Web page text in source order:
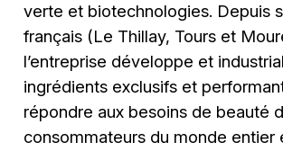
verte et biotechnologies. Depuis
français (Le Thillay, Tours et
l’entreprise développe et
ingrédients exclusifs et
répondre aux besoins de beauté
consommateurs du monde entier